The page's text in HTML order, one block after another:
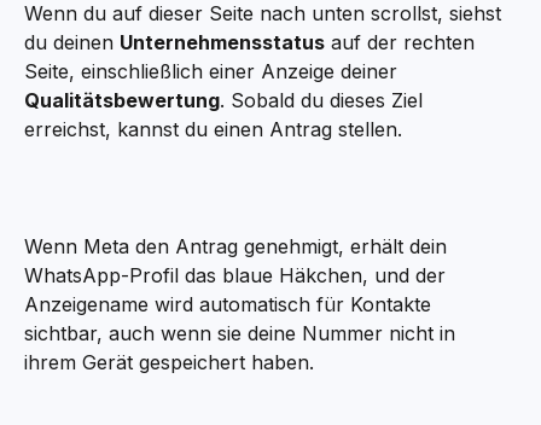
Wenn du auf dieser Seite nach unten scrollst, siehst
du deinen Unternehmensstatus auf der rechten
Seite, einschließlich einer Anzeige deiner
Qualitätsbewertung. Sobald du dieses Ziel
erreichst, kannst du einen Antrag stellen.
Wenn Meta den Antrag genehmigt, erhält dein
WhatsApp-Profil das blaue Häkchen, und der
Anzeigename wird automatisch für Kontakte
sichtbar, auch wenn sie deine Nummer nicht in
ihrem Gerät gespeichert haben.